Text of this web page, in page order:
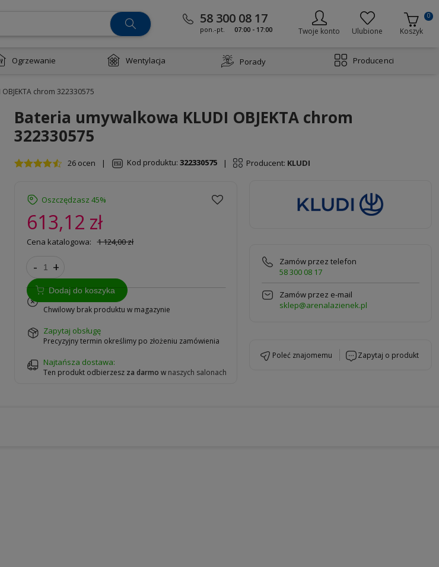
58 300 08 17
pon.-pt. 07:00 - 17:00 Twoje konto Ulubione Koszyk
0
Ogrzewanie Wentylacja Porady Producenci
chrom 322330575
Bateria umywalkowa KLUDI OBJEKTA chrom
322330575
26 ocen | Kod produktu: 322330575 | Producent: KLUDI
Oszczędzasz 45%
613,12 zł
Cena katalogowa: 1 124,00 zł
- +
Dodaj do koszyka
Chwilowy brak produktu w magazynie
zapytaj obsługę
Precyzyjny termin określimy po złożeniu zamówienia
Najtańsza dostawa:
Ten produkt odbierzesz za darmo w naszych salonach
Zamów przez telefon
58 300 08 17
Zamów przez e-mail
sklep@arenalazienek.pl
poleć znajomemu zapytaj o produkt